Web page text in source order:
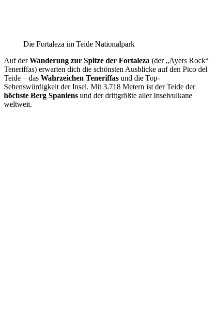
Die Fortaleza im Teide Nationalpark
Auf derWanderung zur Spitze der Fortaleza (der „Ayers Rock“
Teneriffas) erwarten dich die schönsten Ausblicke auf den Pico del
Teide – das Wahrzeichen Teneriffas und die Top-
Sehenswürdigkeit der Insel. Mit 3.718 Metern ist der Teide der
höchste Berg Spaniens und der drittgrößte aller Inselvulkane
weltweit.